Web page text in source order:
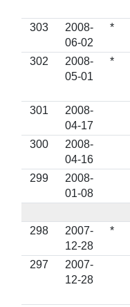
303
2008-
06-02
*
302
2008-
05-01
*
301
2008-
04-17
300
2008-
04-16
299
2008-
01-08
298
2007-
12-28
*
297
2007-
12-28